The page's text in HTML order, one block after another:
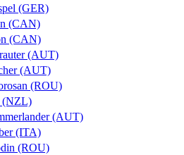
(GER)
(CAN)
(CAN)
(AUT)
(AUT)
(ROU)
(NZL)
(AUT)
(ITA)
(ROU)